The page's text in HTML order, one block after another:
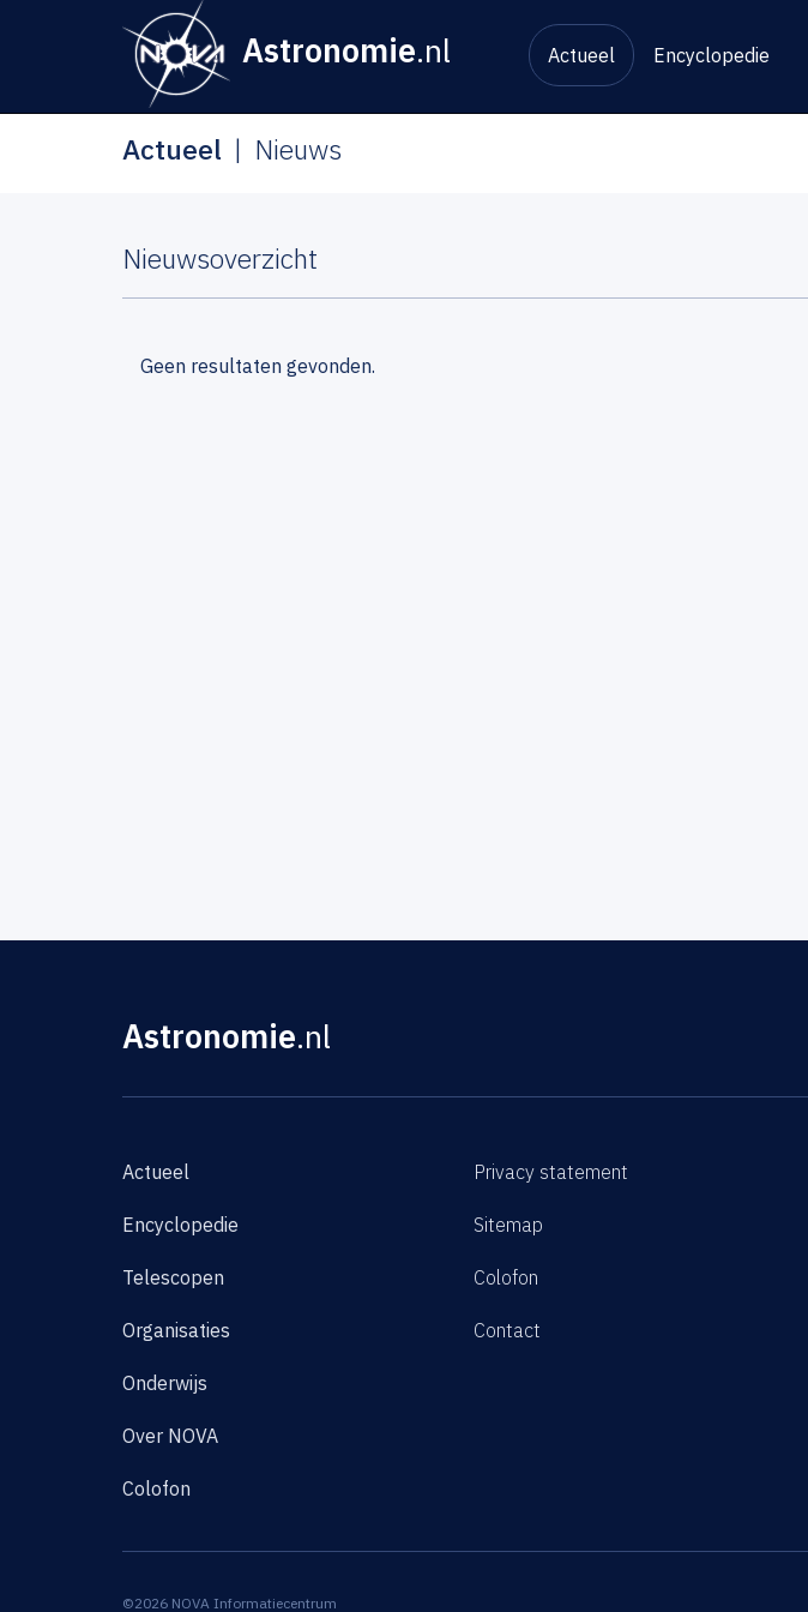
Astronomie.nl Actueel Encyclopedie
Actueel Nieuws
Nieuwsoverzicht
Geen resultaten gevonden.
Astronomie.nl
Actueel
Encyclopedie
Telescopen
Organisaties
Onderwijs
Over NOVA
Colofon
Privacy statement
Sitemap
Colofon
Contact
©2026 NOVA Informatiecentrum